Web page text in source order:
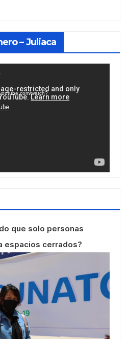
– Juliaca
watch?
que solo personas
espacios cerrados?